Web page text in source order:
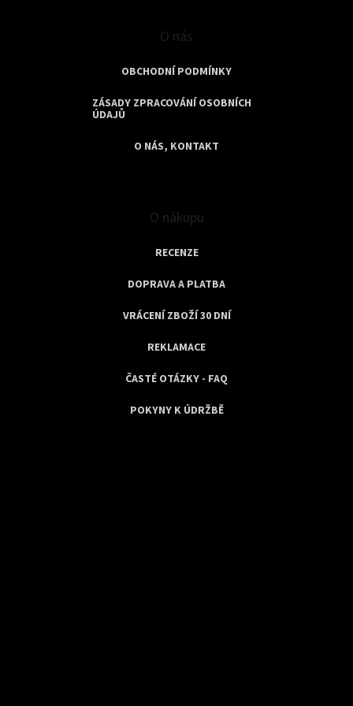
O nás
OBCHODNÍ PODMÍNKY
ZÁSADY ZPRACOVÁNÍ OSOBNÍCH
ÚDAJŮ
O NÁS, KONTAKT
O nákupu
RECENZE
DOPRAVA A PLATBA
VRÁCENÍ ZBOŽÍ 30 DNÍ
REKLAMACE
ČASTÉ OTÁZKY - FAQ
POKYNY K ÚDRŽBĚ